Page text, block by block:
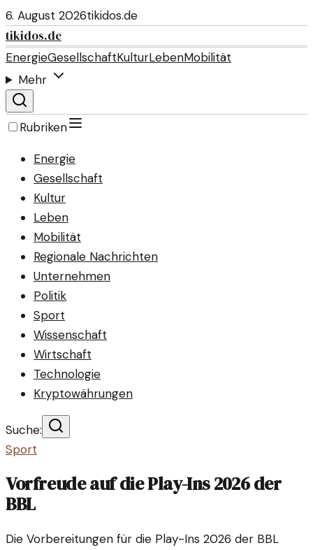
6. August 2026tikidos.de
tikidos.de
EnergieGesellschaftKulturLebenMobilität
Mehr
Rubriken
Energie
Gesellschaft
Kultur
Leben
Mobilität
Regionale Nachrichten
Unternehmen
Politik
Sport
Wissenschaft
Wirtschaft
Technologie
Kryptowährungen
Suche:
Sport
Vorfreude auf die Play-Ins 2026 der
BBL
Die Vorbereitungen für die Play-Ins 2026 der BBL